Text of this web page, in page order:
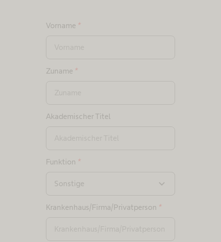
Vorname *
Zuname *
Akademischer Titel
Funktion *
Sonstige expand_more
Krankenhaus/Firma/Privatperson *